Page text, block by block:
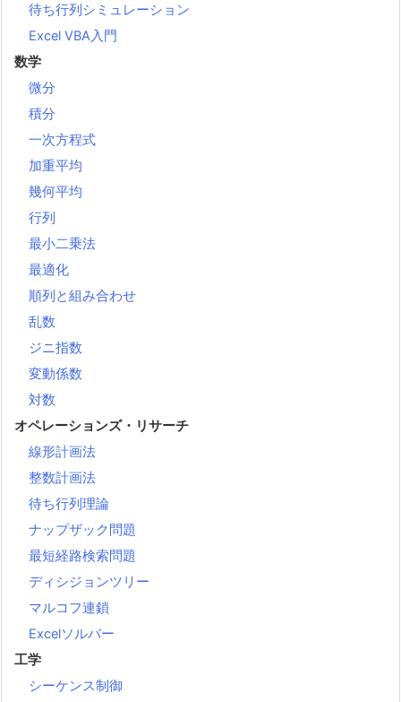
待ち行列シミュレーション
Excel VBA入門
数学
微分
積分
一次方程式
加重平均
幾何平均
行列
最小二乗法
最適化
順列と組み合わせ
乱数
ジニ指数
変動係数
対数
オペレーションズ・リサーチ
線形計画法
整数計画法
待ち行列理論
ナップザック問題
最短経路検索問題
ディシジョンツリー
マルコフ連鎖
Excelソルバー
工学
シーケンス制御